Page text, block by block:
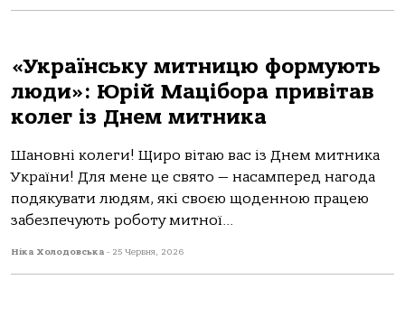
«Українську митницю формують
люди»: Юрій Мацібора привітав
колег із Днем митника
Шановні колеги! Щиро вітаю вас із Днем митника
України! Для мене це свято — насамперед нагода
подякувати людям, які своєю щоденною працею
забезпечують роботу митної...
Ніка Холодовська - 25 Червня, 2026